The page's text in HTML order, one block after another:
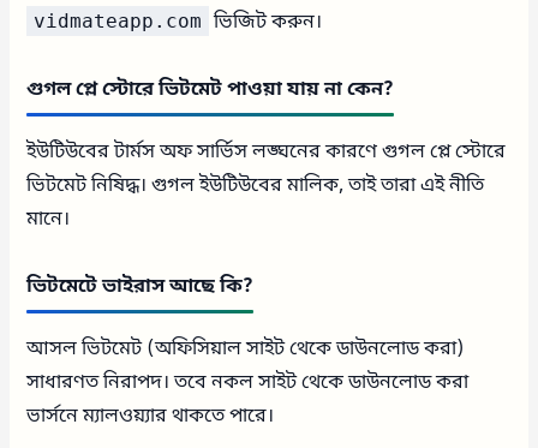
vidmateapp.com ভিজিট করুন।
গুগল প্লে স্টোরে ভিটমেট পাওয়া যায় না কেন?
ইউটিউবের টার্মস অফ সার্ভিস লঙ্ঘনের কারণে গুগল প্লে স্টোরে
ভিটমেট নিষিদ্ধ। গুগল ইউটিউবের মালিক, তাই তারা এই নীতি
মানে।
ভিটমেটে ভাইরাস আছে কি?
আসল ভিটমেট (অফিসিয়াল সাইট থেকে ডাউনলোড করা)
সাধারণত নিরাপদ। তবে নকল সাইট থেকে ডাউনলোড করা
ভার্সনে ম্যালওয়্যার থাকতে পারে।